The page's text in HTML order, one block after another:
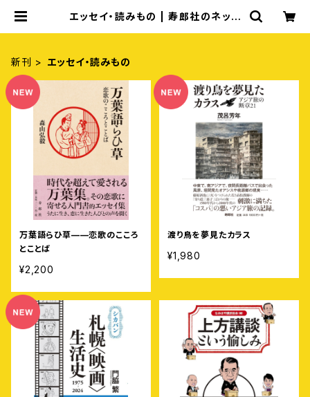
エッセイ・読みもの | 寿郎社のネット
新刊 エッセイ・読みもの
万葉語らひ草——恋歌のこころ
とことば
¥2,200
渡り鳥を夢見たカラス
¥1,980